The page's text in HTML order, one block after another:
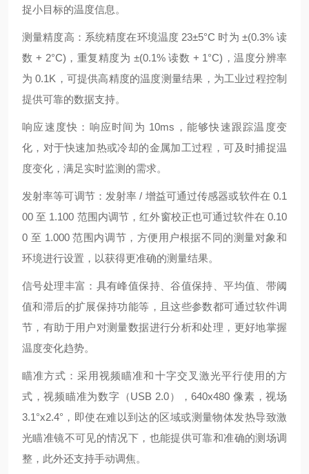
捉小目标的温度信息。
测量精度高：系统精度在环境温度 23±5°C 时为 ±(0.3% 读
数 + 2°C)，重复精度为 ±(0.1% 读数 + 1°C)，温度分辨率
为 0.1K，可提供高精度的温度测量结果，为工业过程控制
提供可靠的数据支持。
响应速度快：响应时间为 10ms，能够快速跟踪温度变
化，对于快速加热或冷却的金属加工过程，可及时捕捉温
度变化，满足实时监测的需求。
发射率等可调节：发射率 / 增益可通过传感器或软件在 0.1
00 至 1.100 范围内调节，红外窗校正也可通过软件在 0.10
0 至 1.000 范围内调节，方便用户根据不同的测量对象和
环境进行设置，以获得更准确的测量结果。
信号处理丰富：具有峰值保持、谷值保持、平均值、带阈
值和滞后的扩展保持功能等，且这些参数都可通过软件调
节，有助于用户对测量数据进行分析和处理，更好地掌握
温度变化趋势。
瞄准方式：采用视频瞄准和十字交叉激光平行使用的方
式，视频瞄准为数字（USB 2.0），640x480 像素，视场
3.1°x2.4°，即使在难以到达的区域或测量物体发热导致激
光瞄准镜不可见的情况下，也能提供可靠和准确的测场调
整，此外还支持手动调焦。